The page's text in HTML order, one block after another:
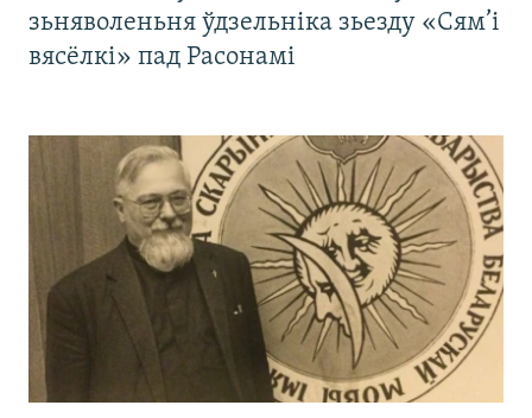
зьняволеньня ўдзельніка зьезду «Сям’і
вясёлкі» пад Расонамі